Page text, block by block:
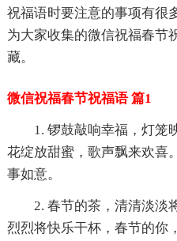
祝福语时要注意的事项有很
为大家收集的微信祝福春节
藏。
微信祝福春节祝福语 篇1
1. 锣鼓敲响幸福，灯笼
花绽放甜蜜，歌声飘来欢喜
事如意。
2. 春节的茶，清清淡淡
烈烈将快乐干杯，春节的你